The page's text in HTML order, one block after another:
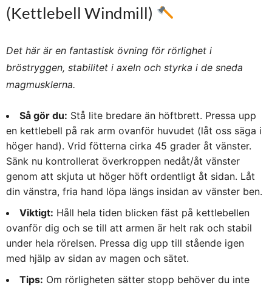
(Kettlebell Windmill)
Det här är en fantastisk övning för rörlighet i
bröstryggen, stabilitet i axeln och styrka i de sneda
magmusklerna.
Så gör du: Stå lite bredare än höftbrett. Pressa upp
en kettlebell på rak arm ovanför huvudet (låt oss säga i
höger hand). Vrid fötterna cirka 45 grader åt vänster.
Sänk nu kontrollerat överkroppen nedåt/åt vänster
genom att skjuta ut höger höft ordentligt åt sidan. Låt
din vänstra, fria hand löpa längs insidan av vänster ben.
Viktigt: Håll hela tiden blicken fäst på kettlebellen
ovanför dig och se till att armen är helt rak och stabil
under hela rörelsen. Pressa dig upp till stående igen
med hjälp av sidan av magen och sätet.
Tips: Om rörligheten sätter stopp behöver du inte